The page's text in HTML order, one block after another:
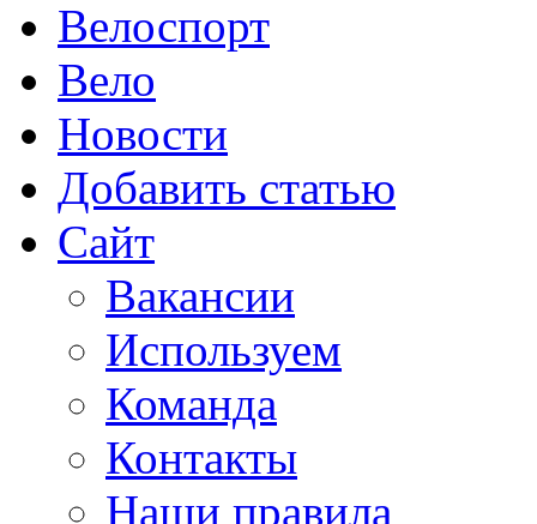
Велоспорт
Вело
Новости
Добавить статью
Сайт
Вакансии
Используем
Команда
Контакты
Наши правила